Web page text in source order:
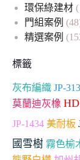
環保綠建材
門組案例
精選案例
標籤
灰布編織 JP-
莫蘭迪灰橡
JP-1434 美耐板
國雪樹 霧色榆